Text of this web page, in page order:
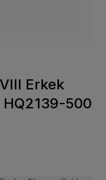
Erkek
HQ2139-500